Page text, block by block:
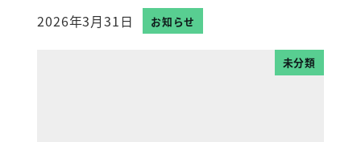
投稿日
2026年3月31日 お知らせ
未分類